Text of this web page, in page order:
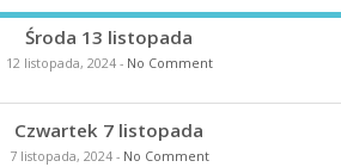
Środa 13 listopada
12 listopada, 2024- No Comment
Czwartek 7 listopada
7 listopada, 2024- No Comment